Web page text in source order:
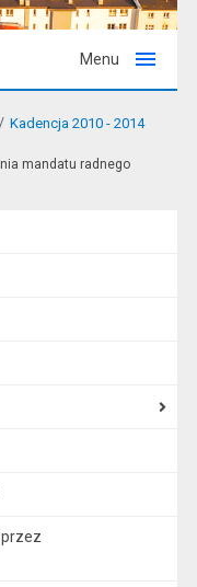
Menu
Kadencja 2010 - 2014
mandatu radnego